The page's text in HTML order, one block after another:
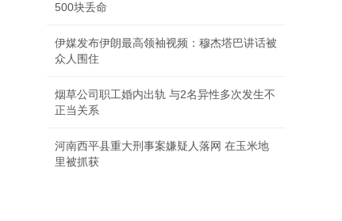
500块丢命
伊媒发布伊朗最高领袖视频：穆杰塔巴讲话被
众人围住
烟草公司职工婚内出轨 与2名异性多次发生不
正当关系
河南西平县重大刑事案嫌疑人落网 在玉米地
里被抓获